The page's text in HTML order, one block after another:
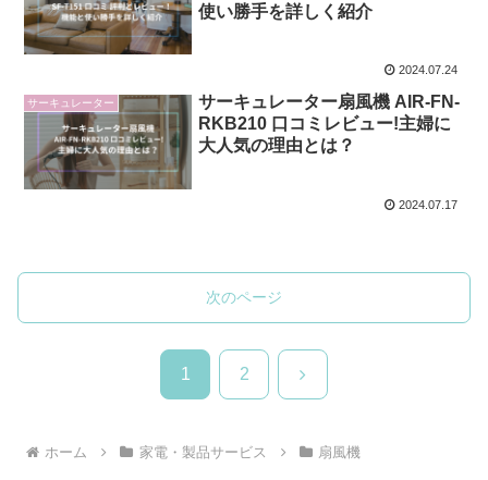
使い勝手を詳しく紹介
2024.07.24
サーキュレーター
サーキュレーター扇風機 AIR-FN-
RKB210 口コミレビュー!主婦に
大人気の理由とは？
2024.07.17
次のページ
1 2 次
ホーム 家電・製品サービス 扇風機